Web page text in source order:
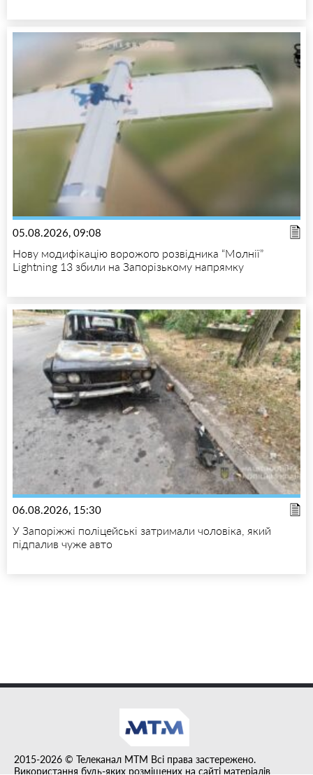
05.08.2026, 09:08
Нову модифікацію ворожого розвідника “Молнії”
Lightning 13 збили на Запорізькому напрямку
06.08.2026, 15:30
У Запоріжжі поліцейські затримали чоловіка, який
підпалив чуже авто
2015-2026 © Телеканал MTM Всі права застережено.
Використання будь-яких розміщених на сайті матеріалів